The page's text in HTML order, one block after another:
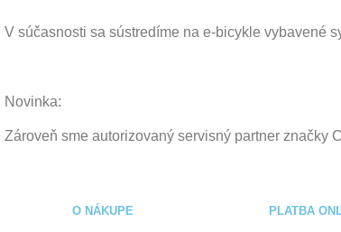
V súčasnosti sa sústredíme na e-bicykle vybavené
Novinka:
Zároveň sme autorizovaný servisný partner značky
O NÁKUPE PLATBA